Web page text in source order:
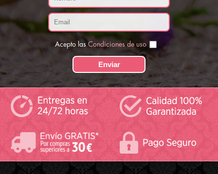
Acepto las Condiciones de uso